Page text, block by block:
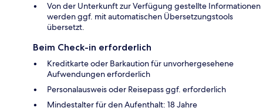
Von der Unterkunft zur Verfügung gestellte Informationen
werden ggf. mit automatischen Übersetzungstools
übersetzt.
Beim Check-in erforderlich
Kreditkarte oder Barkaution für unvorhergesehene
Aufwendungen erforderlich
Personalausweis oder Reisepass ggf. erforderlich
Mindestalter für den Aufenthalt: 18 Jahre